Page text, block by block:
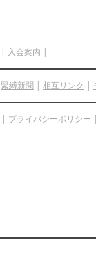
| 入会案内 |
緊縛新聞 | 相互リンク |
| プライバシーポリシー |